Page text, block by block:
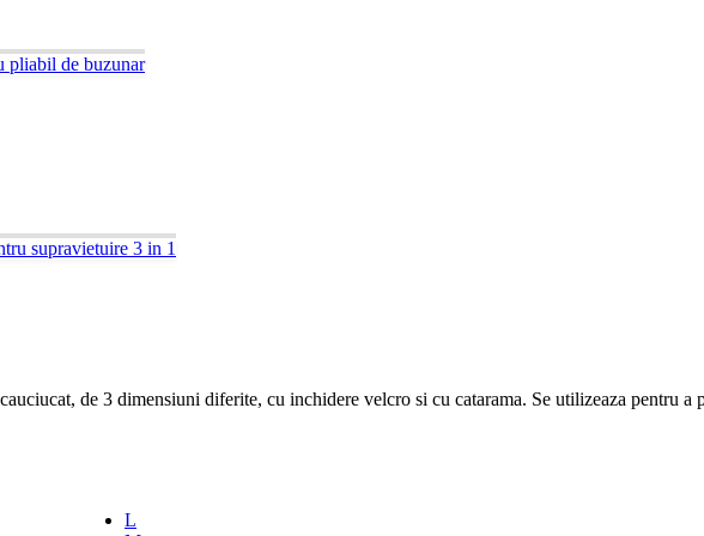
pliabil de buzunar
supravietuire 3 in 1
de 3 dimensiuni diferite, cu inchidere velcro si cu catarama. Se utilizeaza pentru a
L